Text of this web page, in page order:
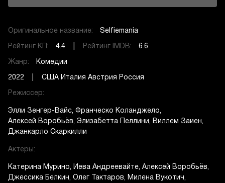
Оригинальное название: Selfiemania
Рейтинг КП: 4.4 | Рейтинг IMDB: 6.6
Жанр: Комедии
2022 | США Италия Австрия Россия
Режиссер:
Элли Зенгер-Вайс Франческо Коланджело
Алексей Воробьёв
Элизабетта Пеллини
Виллем Заиен
Джанкарло Скаркилли
Актеры:
Катерина Мурино Иева Андреевайте Алексей Воробьёв
Джессика Белкин
Олег Тактаров
Милена Вукотич